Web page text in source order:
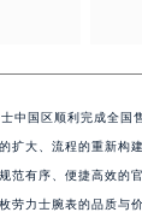
中国区顺利完成全国
扩大、流程的重新构
范有序、便捷高效的
劳力士腕表的品质与价